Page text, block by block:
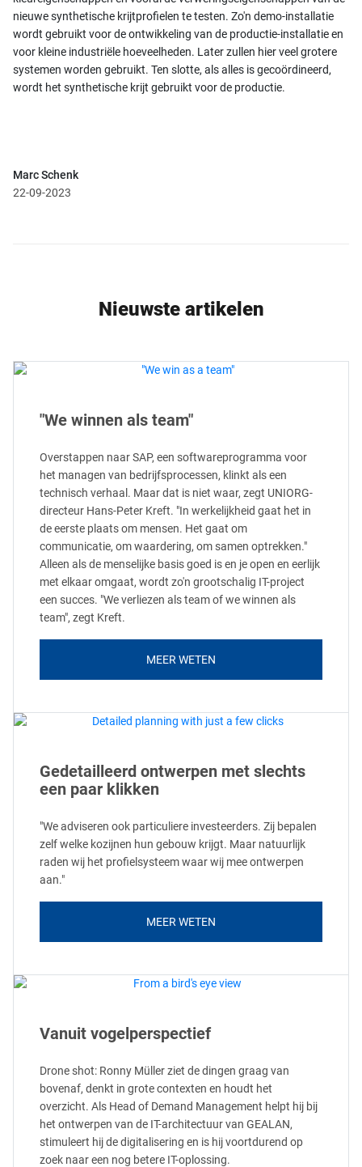
nieuwe synthetische krijtprofielen te testen. Zo'n demo-installatie
wordt gebruikt voor de ontwikkeling van de productie-installatie en
voor kleine industriële hoeveelheden. Later zullen hier veel grotere
systemen worden gebruikt. Ten slotte, als alles is gecoördineerd,
wordt het synthetische krijt gebruikt voor de productie.
Marc Schenk
22-09-2023
Nieuwste artikelen
"We winnen als team"
Overstappen naar SAP, een softwareprogramma voor
het managen van bedrijfsprocessen, klinkt als een
technisch verhaal. Maar dat is niet waar, zegt UNIORG-
directeur Hans-Peter Kreft. "In werkelijkheid gaat het in
de eerste plaats om mensen. Het gaat om
communicatie, om waardering, om samen optrekken."
Alleen als de menselijke basis goed is en je open en eerlijk
met elkaar omgaat, wordt zo'n grootschalig IT-project
een succes. "We verliezen als team of we winnen als
team", zegt Kreft.
MEER WETEN
Gedetailleerd ontwerpen met slechts
een paar klikken
"We adviseren ook particuliere investeerders. Zij bepalen
zelf welke kozijnen hun gebouw krijgt. Maar natuurlijk
raden wij het profielsysteem waar wij mee ontwerpen
aan."
MEER WETEN
Vanuit vogelperspectief
Drone shot: Ronny Müller ziet de dingen graag van
bovenaf, denkt in grote contexten en houdt het
overzicht. Als Head of Demand Management helpt hij bij
het ontwerpen van de IT-architectuur van GEALAN,
stimuleert hij de digitalisering en is hij voortdurend op
zoek naar een nog betere IT-oplossing.